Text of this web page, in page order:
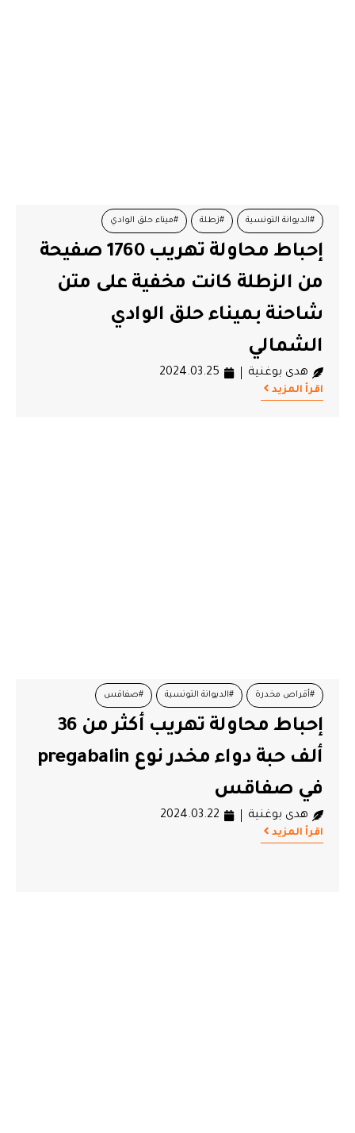
#الديوانة التونسية #زطلة #ميناء حلق الوادي
إحباط محاولة تهريب 1760 صفيحة
من الزطلة كانت مخفية على متن
شاحنة بميناء حلق الوادي
الشمالي
هدى بوغنية 2024.03.25
اقرأ المزيد
#أقراص مخدرة #الديوانة التونسية #صفاقس
إحباط محاولة تهريب أكثر من 36
ألف حبة دواء مخدر نوع pregabalin
في صفاقس
هدى بوغنية 2024.03.22
اقرأ المزيد